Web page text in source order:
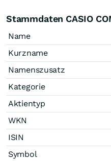
Stammdaten CASIO
Name
Kurzname
Namenszusatz
Kategorie
Aktientyp
WKN
ISIN
Symbol